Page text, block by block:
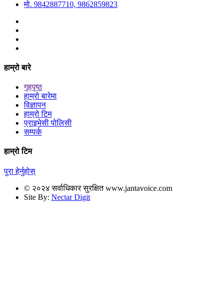
मो. 9842887710, 9862859823
हाम्रो बारे
गृहपृष्ठ
हाम्रो बारेमा
विज्ञापन
हाम्रो टिम
प्राइभेसी पोलिसी
सम्पर्क
हाम्रो टिम
पुरा हेर्नुहोस्
© २०२४ सर्वाधिकार सुरक्षित www.jantavoice.com
Site By: Nectar Digit